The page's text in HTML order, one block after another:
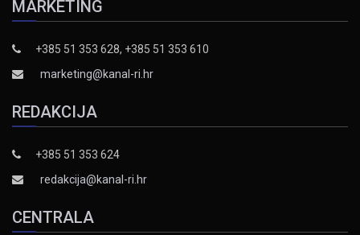
MARKETING
+385 51 353 628, +385 51 353 610
marketing@kanal-ri.hr
REDAKCIJA
+385 51 353 624
redakcija@kanal-ri.hr
CENTRALA